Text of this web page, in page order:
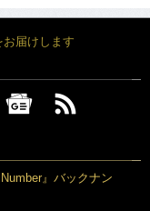
届けします
』バックナン